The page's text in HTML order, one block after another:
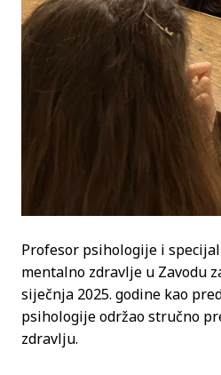
Profesor psihologije i
mentalno zdravlje u Zavodu
siječnja 2025. godine kao
psihologije održao stručno
zdravlju.